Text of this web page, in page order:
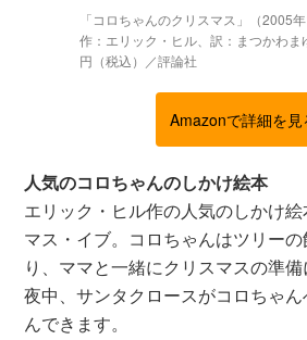
「コロちゃんのクリスマス」（2005年
作：エリック・ヒル、訳：まつかわま
円（税込）／評論社
Amazonで詳細を見
人気のコロちゃんのしかけ絵本
エリック・ヒル作の人気のしかけ
マス・イブ。コロちゃんはツリー
り、ママと一緒にクリスマスの準
夜中、サンタクロースがコロちゃ
んできます。